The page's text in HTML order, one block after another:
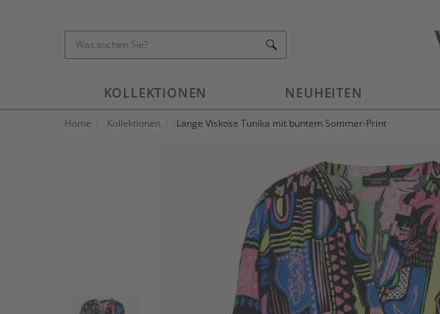
KOLLEKTIONEN NEUHEITEN
Home Kollektionen Lange Viskose Tunika mit buntem Sommer-Print